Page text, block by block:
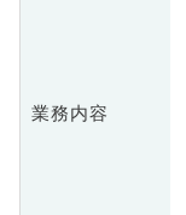
業務内容